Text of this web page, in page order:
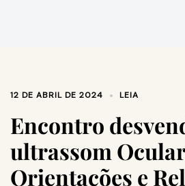
12 DE ABRIL DE 2024 LEIA
Encontro
ultrassom
Orientações e